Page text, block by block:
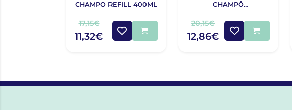
CHAMPO REFILL 400ML
17,15€
11,32€
CHAMPÔ
ANTIQUEDA
ESTIMULANTE 400ML
20,15€
12,86€